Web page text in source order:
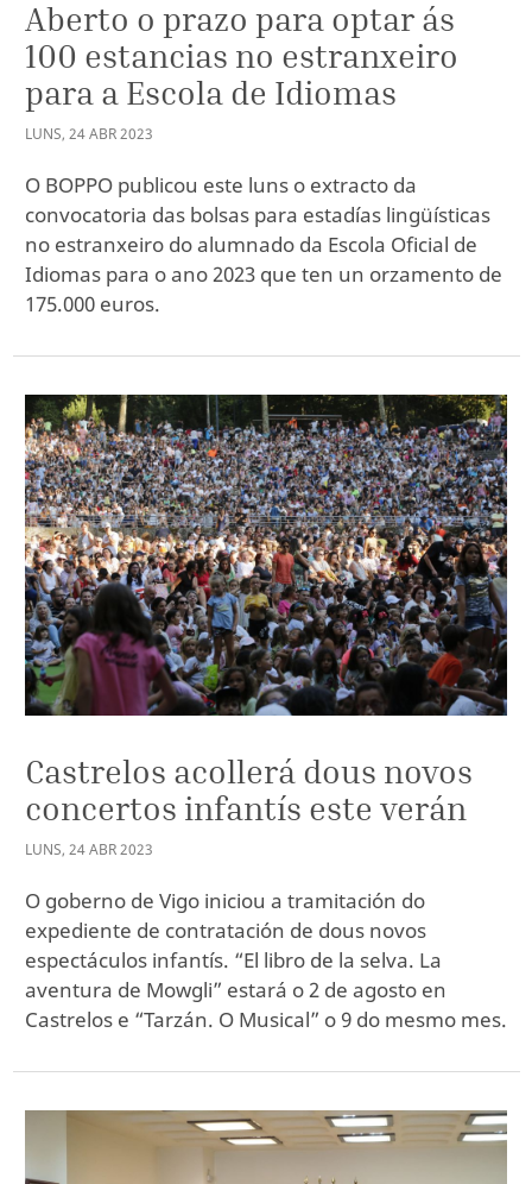
Aberto o prazo para optar ás
100 estancias no estranxeiro
para a Escola de Idiomas
LUNS, 24ABR2023
O BOPPO publicou este luns o extracto da
convocatoria das bolsas para estadías lingüísticas
no estranxeiro do alumnado da Escola Oficial de
Idiomas para o ano 2023 que ten un orzamento de
175.000 euros.
Castrelos acollerá dous novos
concertos infantís este verán
LUNS, 24ABR2023
O goberno de Vigo iniciou a tramitación do
expediente de contratación de dous novos
espectáculos infantís. “El libro de la selva. La
aventura de Mowgli” estará o 2 de agosto en
Castrelos e “Tarzán. O Musical” o 9 do mesmo mes.